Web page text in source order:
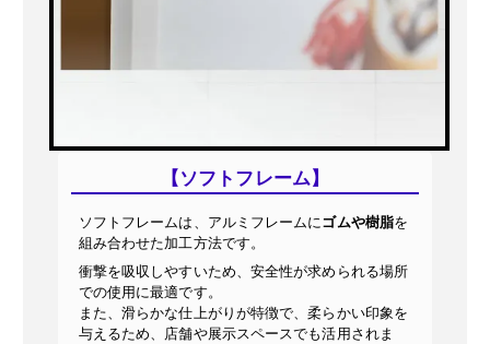
【ソフトフレーム】
ソフトフレームは、アルミフレームにゴムや樹脂を
組み合わせた加工方法です。
衝撃を吸収しやすいため、安全性が求められる場所
での使用に最適です。
また、滑らかな仕上がりが特徴で、柔らかい印象を
与えるため、店舗や展示スペースでも活用されま